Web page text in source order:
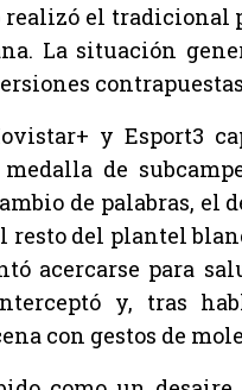
realizó el tradicional
La situación
y Esport3
de
de palabras, el
del plantel
acercarse para
y, tras
con gestos de